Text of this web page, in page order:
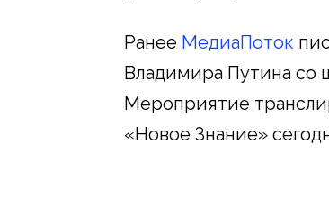
Ранее МедиаПоток
Владимира Путина со
Мероприятие
«Новое Знание»